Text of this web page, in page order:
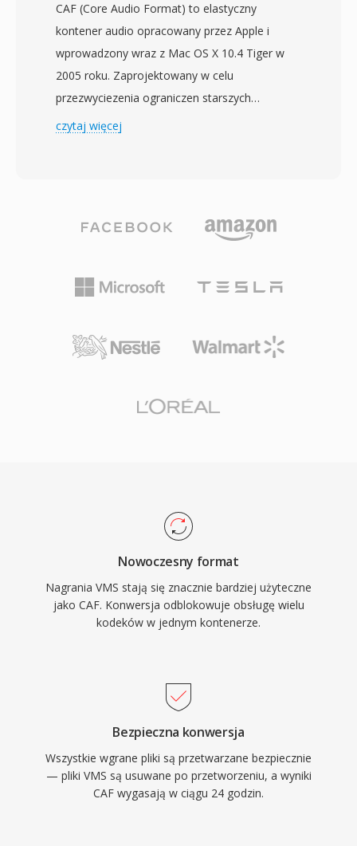
krotkim naglowku. Ten naglowek odróznia VMS
od surowych strumieni CVSD, pozwalajac
narzedzaiom do odtwarzania przetwarzac
nagrania bez zewnetrznej konfiguracji. Zestaw
narzedzi audio SoX zapewnia natywna obsluge
odczytu i zapisu, umozliwiajac prosta
utrzymuje wiadomosci poczty glosowej
wystarczajaco kompaktowe dla systemow o
kluczowe we wczesnej infrastrukturze
lagodnie w warunkach zaszumionych kanalow,
zachowujac zrozumialosc mowy nawet w
zostal zastapiony przez nowoczesne kodeki w
CAF (Core Audio Format) to elastyczny
kontener audio opracowany przez Apple i
wprowadzony wraz z Mac OS X 10.4 Tiger w
2005 roku. Zaprojektowany w celu
przezwyciezenia ograniczen starszych
formatow, CAF eliminuje pułap rozmiaru pliku
PCM, IMA ADPCM i wiele innych — w jednym,
blokowa przechowuje audio wraz z bogatymi
metadanymi, w tym ukladami kanalow,
MIDI. Kluczowa zaleta jest obsluga bardzo
audio bez ograniczen rozmiaru. Elastyczna
zapewnia natywna obsluge na macOS i iOS,
gwarantujac odtwarzanie o niskim opoznieniu
w profesjonalnych aplikacjach, takich jak Logic
Pro i Final Cut Pro. Dla przepływow pracy w
ekosystemie Apple wymagajacych zarowno
wszechstronnosci, jak i skalowalnosci, CAF jest
czytaj więcej
Nowoczesny format
Nagrania VMS stają się znacznie bardziej użyteczne
jako CAF. Konwersja odblokowuje obsługę wielu
kodeków w jednym kontenerze.
Bezpieczna konwersja
Wszystkie wgrane pliki są przetwarzane bezpiecznie
— pliki VMS są usuwane po przetworzeniu, a wyniki
CAF wygasają w ciągu 24 godzin.